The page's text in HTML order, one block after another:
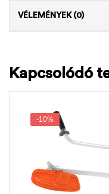
VÉLEMÉNYEK (0)
Kapcsolódó
-10%